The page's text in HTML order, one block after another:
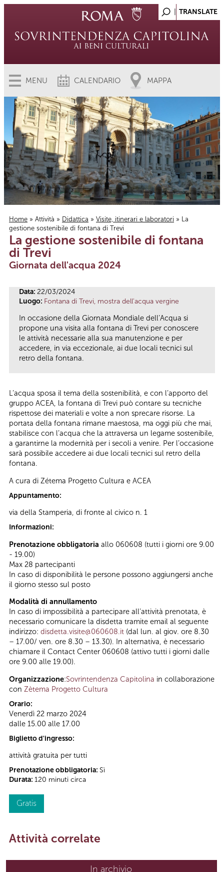
MENU CALENDARIO MAPPA
Tu sei qui
Home » Attività » Didattica » Visite, itinerari e laboratori » La
gestione sostenibile di fontana di Trevi
La gestione sostenibile di fontana
di Trevi
Giornata dell'acqua 2024
Data: 22/03/2024
Luogo: Fontana di Trevi, mostra dell'acqua vergine
In occasione della Giornata Mondiale dell’Acqua si
propone una visita alla fontana di Trevi per conoscere
le attività necessarie alla sua manutenzione e per
accedere, in via eccezionale, ai due locali tecnici sul
retro della fontana.
L’acqua sposa il tema della sostenibilità, e con l’apporto del
gruppo ACEA, la fontana di Trevi può contare su tecniche
rispettose dei materiali e volte a non sprecare risorse. La
portata della fontana rimane maestosa, ma oggi più che mai,
stabilisce con l’acqua che la attraversa un legame sostenibile,
a garantirne la modernità per i secoli a venire. Per l’occasione
sarà possibile accedere ai due locali tecnici sul retro della
fontana.
A cura di Zétema Progetto Cultura e ACEA
Appuntamento:
via della Stamperia, di fronte al civico n. 1
Informazioni:
Prenotazione obbligatoria allo 060608 (tutti i giorni ore 9.00
- 19.00)
Max 28 partecipanti
In caso di disponibilità le persone possono aggiungersi anche
il giorno stesso sul posto
Modalità di annullamento
In caso di impossibilità a partecipare all’attività prenotata, è
necessario comunicare la disdetta tramite email al seguente
indirizzo: disdetta.visite@060608.it (dal lun. al giov. ore 8.30
– 17.00/ ven. ore 8.30 – 13.30). In alternativa, è necessario
chiamare il Contact Center 060608 (attivo tutti i giorni dalle
ore 9.00 alle 19.00).
Organizzazione:Sovrintendenza Capitolina in collaborazione
con Zètema Progetto Cultura
Orario:
Venerdì 22 marzo 2024
dalle 15.00 alle 17.00
Biglietto d'ingresso:
attività gratuita per tutti
Prenotazione obbligatoria: Sì
Durata: 120 minuti circa
Gratis
Attività correlate
In archivio